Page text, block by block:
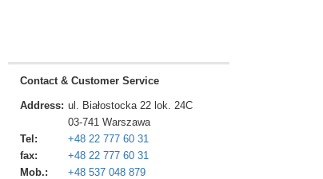
Contact & Customer Service
Address: ul. Białostocka 22 lok. 24C
03-741 Warszawa
Tel:
+48 22 777 60 31
fax:
+48 22 777 60 31
Mob.:
+48 537 048 879